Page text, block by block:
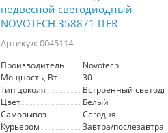
и легко устанавливаемый светильник,
который станет отличным
универсальными моделями для
современного интерьера. А
использование в светильнике цоколя
под лампу GX53 делает светильники
очень практичными.
подвесной светодиодный
NOVOTECH 358871 ITER
Артикул: 0045114
Производитель
Novotech
Мощность, Вт
30
Тип цоколя
Встроенный
Цвет
Белый
Самовывоз
Сегодня
Курьером
Завтра/послезавтра